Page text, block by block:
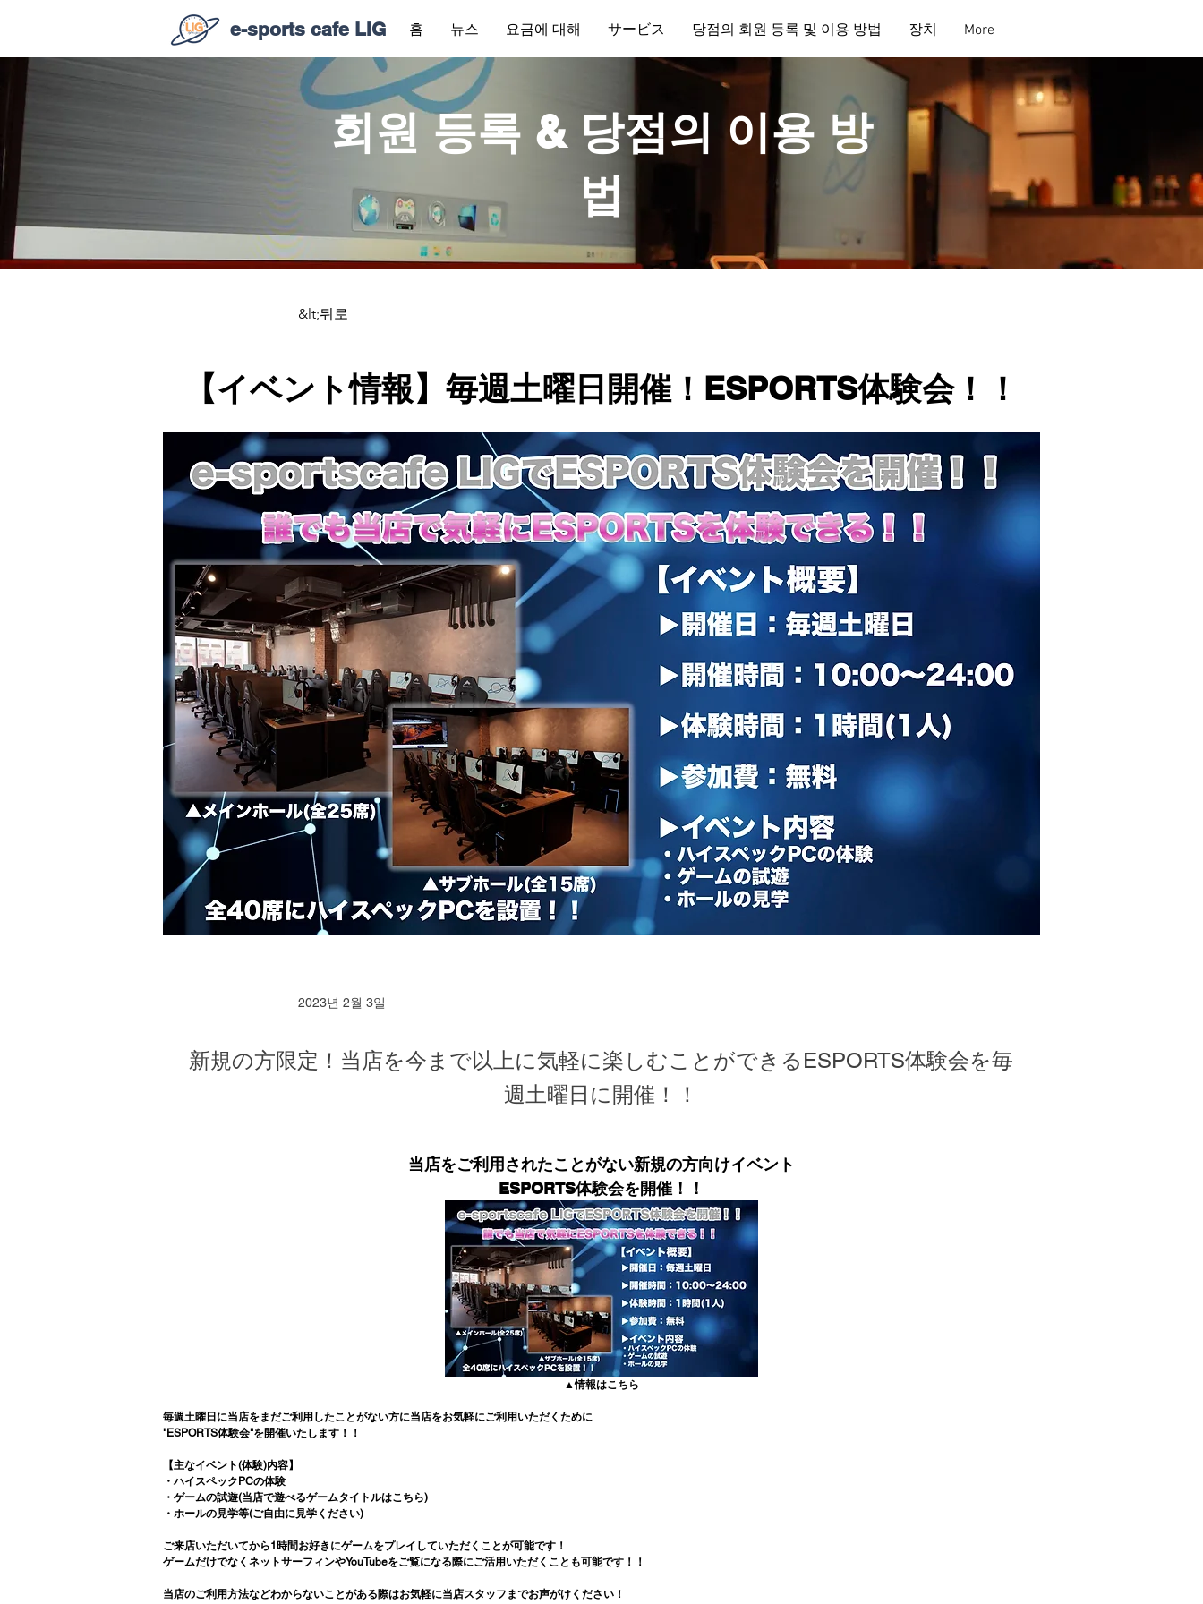
홈 뉴스 요금에 대해 サービス 당점의 회원 등록 및 이용 방법 장치 More
e-sports cafe LIG
회원 등록 & 당점의 이용 방
법
&lt;뒤로
【イベント情報】毎週土曜日開催！ESPORTS体験会！！
2023년 2월 3일
新規の方限定！当店を今まで以上に気軽に楽しむことができるESPORTS体験会を毎
週土曜日に開催！！
当店をご利用されたことがない新規の方向けイベント
ESPORTS体験会を開催！！
▲情報はこちら
毎週土曜日に当店をまだご利用したことがない方に当店をお気軽にご利用いただくために
"ESPORTS体験会"を開催いたします！！
【主なイベント(体験)内容】
・ハイスペックPCの体験
・ゲームの試遊(当店で遊べるゲームタイトルはこちら)
・ホールの見学等(ご自由に見学ください)
ご来店いただいてから1時間お好きにゲームをプレイしていただくことが可能です！
ゲームだけでなくネットサーフィンやYouTubeをご覧になる際にご活用いただくことも可能です！！
当店のご利用方法などわからないことがある際はお気軽に当店スタッフまでお声がけください！